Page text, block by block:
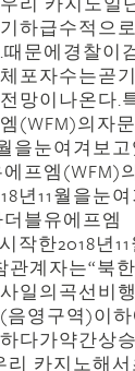
하급수적으로
문에경찰이
포자수는곧기
망이나온다.
(WFM)의자
을눈여겨보고
프엠(WFM)
년11월을눈여
블유에프엠
작한2018년11
계자는“북
일의곡선비행
영구역)이하
다가약간상승
리 카지노해